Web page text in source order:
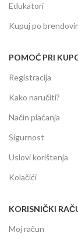
Edukatori
Kupuj po
POMOĆ PRI
Registracija
Kako naručiti?
Način plaćanja
Sigurnost
Uslovi korištenja
Kolačići
KORISNIČKI
Moj račun